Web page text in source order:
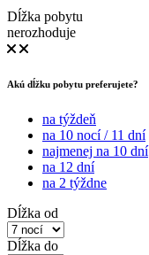
Dĺžka pobytu
nerozhoduje
Akú dĺžku pobytu preferujete?
na týždeň
na 10 nocí / 11 dní
najmenej na 10 dní
na 12 dní
na 2 týždne
Dĺžka od
Dĺžka do